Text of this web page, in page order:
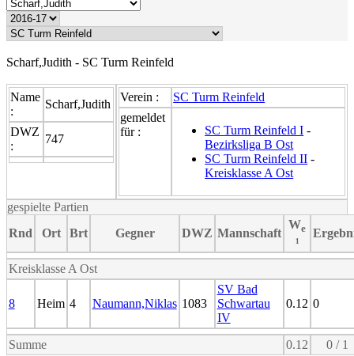
Scharf,Judith - SC Turm Reinfeld
Name
:
Scharf,Judith
DWZ
:
747
Verein :
SC Turm Reinfeld
gemeldet
für :
SC Turm Reinfeld I -
Bezirksliga B Ost
SC Turm Reinfeld II -
Kreisklasse A Ost
gespielte Partien
Rnd
Ort Brt Gegner DWZ Mannschaft
We
¹
Kreisklasse A Ost
8 Heim 4 Naumann,Niklas 1083
SV Bad
Schwartau
IV
0.12 0
Summe 0.12
0 / 1